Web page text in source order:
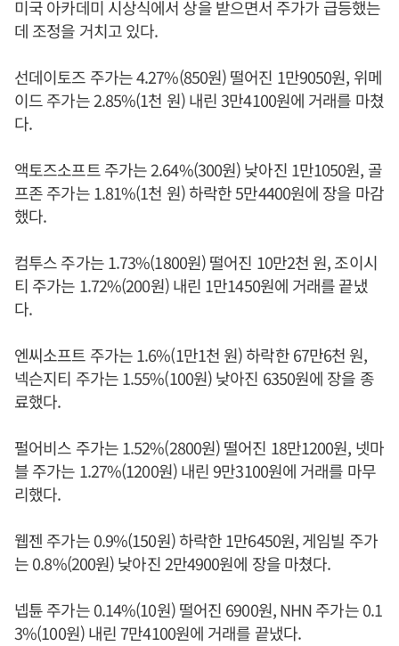
미국 아카데미 시상식에서 상을 받으면서 주가가 급등했는
데 조정을 거치고 있다.
선데이토즈 주가는 4.27%(850원) 떨어진 1만9050원, 위메
이드 주가는 2.85%(1천 원) 내린 3만4100원에 거래를 마쳤
다.
액토즈소프트 주가는 2.64%(300원) 낮아진 1만1050원, 골
프존 주가는 1.81%(1천 원) 하락한 5만4400원에 장을 마감
했다.
컴투스 주가는 1.73%(1800원) 떨어진 10만2천 원, 조이시
티 주가는 1.72%(200원) 내린 1만1450원에 거래를 끝냈
다.
엔씨소프트 주가는 1.6%(1만1천 원) 하락한 67만6천 원,
넥슨지티 주가는 1.55%(100원) 낮아진 6350원에 장을 종
료했다.
펄어비스 주가는 1.52%(2800원) 떨어진 18만1200원, 넷마
블 주가는 1.27%(1200원) 내린 9만3100원에 거래를 마무
리했다.
웹젠 주가는 0.9%(150원) 하락한 1만6450원, 게임빌 주가
는 0.8%(200원) 낮아진 2만4900원에 장을 마쳤다.
넵튠 주가는 0.14%(10원) 떨어진 6900원, NHN 주가는 0.1
3%(100원) 내린 7만4100원에 거래를 끝냈다.